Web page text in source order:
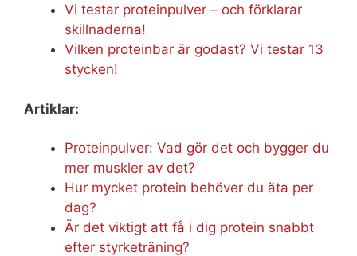
Vi testar proteinpulver – och förklarar
skillnaderna!
Vilken proteinbar är godast? Vi testar 13
stycken!
Artiklar:
Proteinpulver: Vad gör det och bygger du
mer muskler av det?
Hur mycket protein behöver du äta per
dag?
Är det viktigt att få i dig protein snabbt
efter styrketräning?